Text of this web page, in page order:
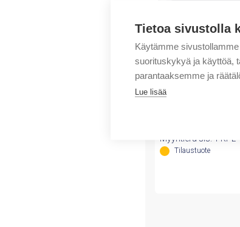
Tietoa sivustolla
Käytämme
suorituskykyä ja käyttöä,
parantaaksemme ja
Lue lisää
Rockwell
Terminal
Myyntierä sis. 1 KPL
Tilaustuote